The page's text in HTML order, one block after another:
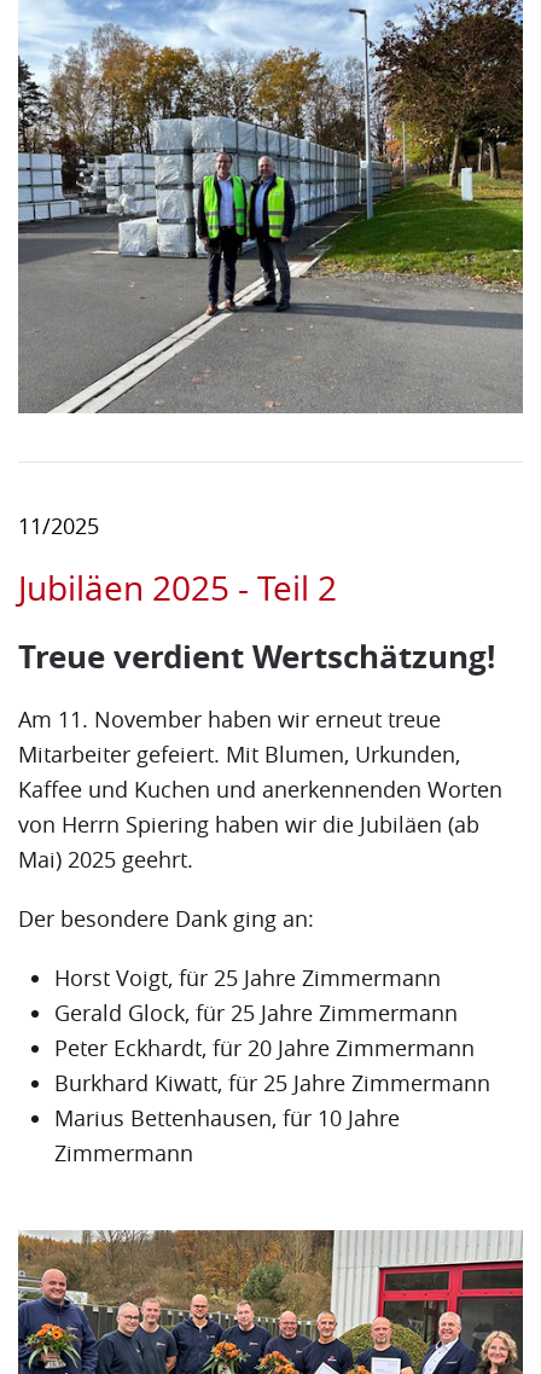
11/2025
Jubiläen 2025 - Teil 2
Treue verdient Wertschätzung!
Am 11. November haben wir erneut treue
Mitarbeiter gefeiert. Mit Blumen, Urkunden,
Kaffee und Kuchen und anerkennenden Worten
von Herrn Spiering haben wir die Jubiläen (ab
Mai) 2025 geehrt.
Der besondere Dank ging an:
Horst Voigt, für 25 Jahre Zimmermann
Gerald Glock, für 25 Jahre Zimmermann
Peter Eckhardt, für 20 Jahre Zimmermann
Burkhard Kiwatt, für 25 Jahre Zimmermann
Marius Bettenhausen, für 10 Jahre
Zimmermann